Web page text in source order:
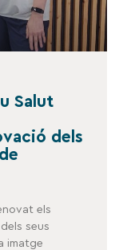
Salut
dels
els
seus
imatge